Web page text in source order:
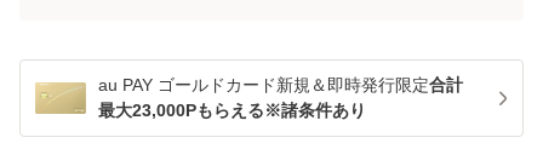
au PAY ゴールドカード新規＆即時発行限定合計
最大23,000Pもらえる※諸条件あり